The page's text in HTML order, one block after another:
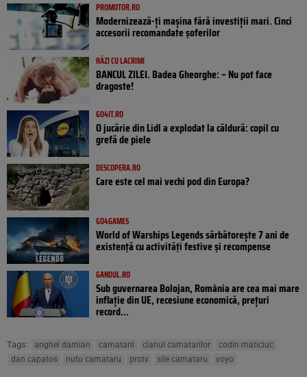
PROMOTOR.RO
Modernizează-ți mașina fără investiții mari. Cinci
accesorii recomandate șoferilor
RÂZI CU LACRIMI
BANCUL ZILEI. Badea Gheorghe: – Nu pot face
dragoste!
GO4IT.RO
O jucărie din Lidl a explodat la căldură: copil cu
grefă de piele
DESCOPERA.RO
Care este cel mai vechi pod din Europa?
GO4GAMES
World of Warships Legends sărbătorește 7 ani de
existență cu activități festive și recompense
GANDUL.RO
Sub guvernarea Bolojan, România are cea mai mare
inflație din UE, recesiune economică, prețuri
record...
Tags: anghel damian camatarii clanul camatarilor
codin maticiuc
dan capatos
nutu camataru protv sile camataru voyo